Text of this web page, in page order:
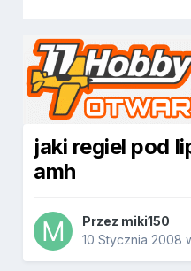
jaki regiel pod
amh
Przez miki150
10 Stycznia 2008